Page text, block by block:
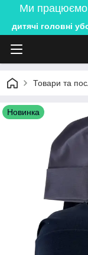
Ми
дитячі головні
Товари та
Новинка